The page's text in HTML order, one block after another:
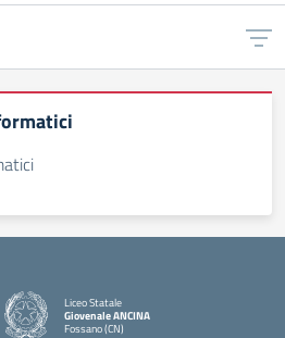
Liceo Statale
Giovenale ANCINA
Fossano (CN)